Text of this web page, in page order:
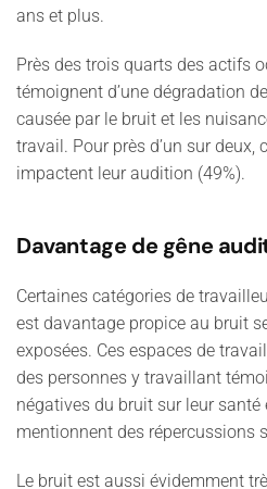
ans et plus.
Près des trois quarts des actifs
témoignent d’une dégradation
causée par le bruit et les
travail. Pour près d’un sur deux,
impactent leur audition (49%).
Davantage de gêne
Certaines catégories de
est davantage propice au bruit
exposées. Ces espaces de
des personnes y travaillant
négatives du bruit sur leur santé
mentionnent des répercussions
Le bruit est aussi évidemment